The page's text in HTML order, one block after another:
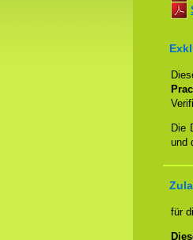
Die
und
für